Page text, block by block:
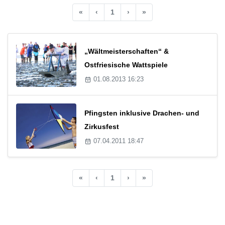
« ‹ 1 › »
„Wältmeisterschaften“ &
Ostfriesische Wattspiele
01.08.2013 16:23
Pfingsten inklusive Drachen- und
Zirkusfest
07.04.2011 18:47
« ‹ 1 › »